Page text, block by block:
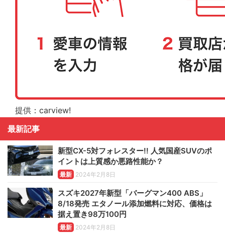
提供：carview!
最新記事
新型CX-5対フォレスター!! 人気国産SUVのポ
イントは上質感か悪路性能か？
最新 2024年2月8日
スズキ2027年新型「バーグマン400 ABS」
8/18発売 エタノール添加燃料に対応、価格は
据え置き98万100円
最新 2024年2月8日